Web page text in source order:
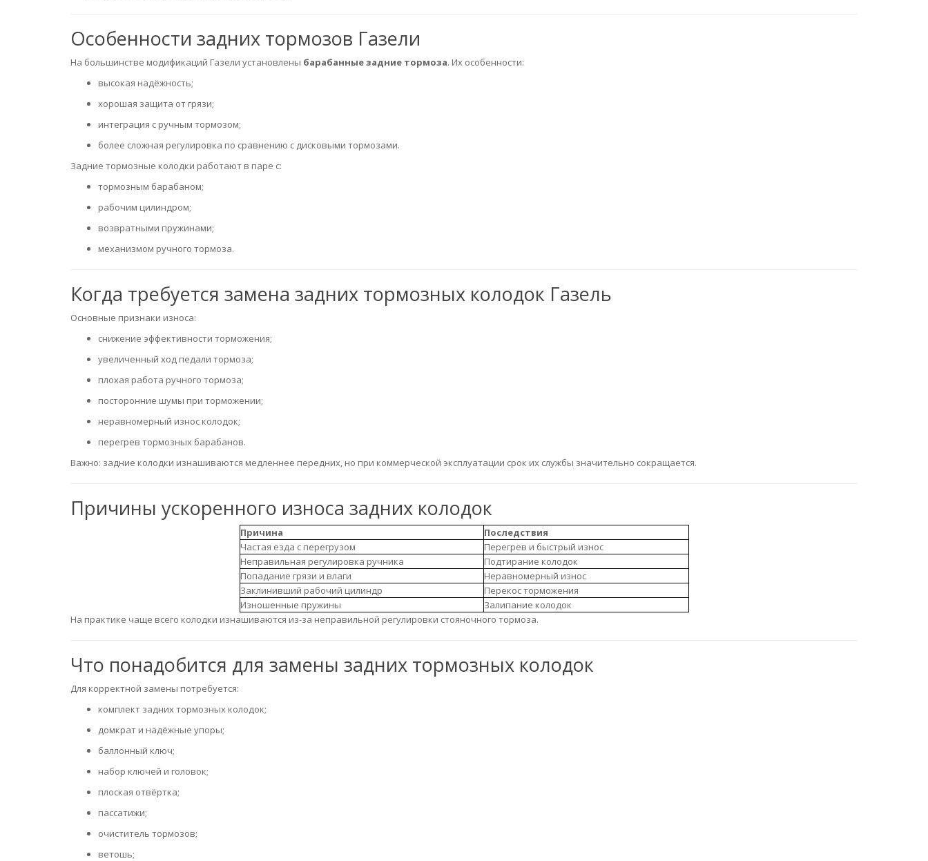
Особенности задних тормозов Газели
На большинстве модификаций Газели установлены барабанные задние тормоза. Их особенности:
высокая надёжность;
хорошая защита от грязи;
интеграция с ручным тормозом;
более сложная регулировка по сравнению с дисковыми тормозами.
Задние тормозные колодки работают в паре с:
тормозным барабаном;
рабочим цилиндром;
возвратными пружинами;
механизмом ручного тормоза.
Когда требуется замена задних тормозных колодок Газель
Основные признаки износа:
снижение эффективности торможения;
увеличенный ход педали тормоза;
плохая работа ручного тормоза;
посторонние шумы при торможении;
неравномерный износ колодок;
перегрев тормозных барабанов.
Важно: задние колодки изнашиваются медленнее передних, но при коммерческой эксплуатации срок их службы значительно сокращается.
Причины ускоренного износа задних колодок
Причина
Последствия
Частая езда с перегрузом
Перегрев и быстрый износ
Неправильная регулировка ручника
Подтирание колодок
Попадание грязи и влаги
Неравномерный износ
Заклинивший рабочий цилиндр
Перекос торможения
Изношенные пружины
Залипание колодок
На практике чаще всего колодки изнашиваются из-за неправильной регулировки стояночного тормоза.
Что понадобится для замены задних тормозных колодок
Для корректной замены потребуется:
комплект задних тормозных колодок;
домкрат и надёжные упоры;
баллонный ключ;
набор ключей и головок;
плоская отвёртка;
пассатижи;
очиститель тормозов;
ветошь;